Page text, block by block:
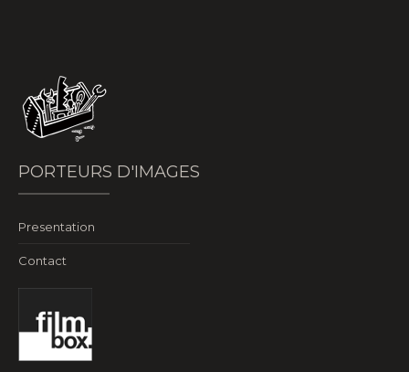
PORTEURS D'IMAGES
Presentation
Contact